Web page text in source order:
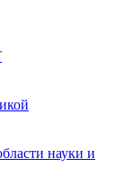
науки и